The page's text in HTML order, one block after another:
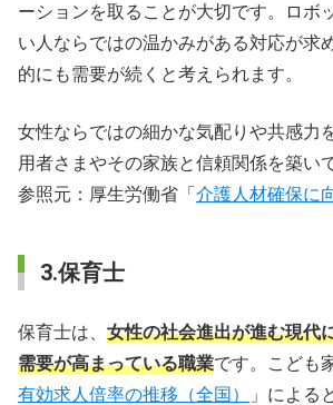
ーションを取ることが大切です。ロボ
い人ならではの温かみがある対応が求
的にも需要が続くと考えられます。
女性ならではの細かな気配りや共感力
用者さまやその家族と信頼関係を築い
参照元：厚生労働省「 介護人材確保に
3.保育士
保育士は、 女性の社会進出が進む現代
需要が高まっている職業です。こども
有効求人倍率の推移（全国）
」による